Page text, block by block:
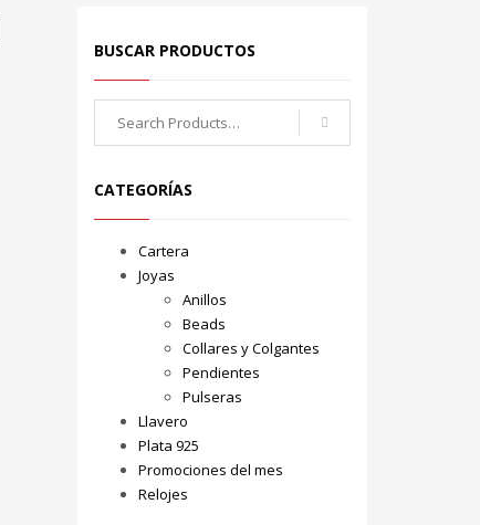
BUSCAR PRODUCTOS
for:
CATEGORÍAS
Cartera
Joyas
Anillos
Beads
Collares y Colgantes
Pendientes
Pulseras
Llavero
Plata 925
Promociones del mes
Relojes